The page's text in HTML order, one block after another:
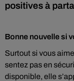
positives à
Bonne nouvelle si
Surtout si vous
sentez pas en
disponible, elle